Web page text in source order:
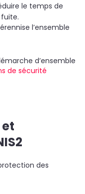
le temps de
l’ensemble
d’ensemble
de sécurité
des